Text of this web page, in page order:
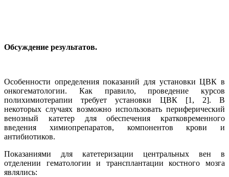
Обсуждение результатов.
Особенности определения показаний для установки ЦВК в
онкогематологии. Как правило, проведение курсов
полихимиотерапии требует установки ЦВК [1, 2]. В
некоторых случаях возможно использовать периферический
венозный катетер для обеспечения кратковременного
введения химиопрепаратов, компонентов крови и
антибиотиков.
Показаниями для катетеризации центральных вен в
отделении гематологии и трансплантации костного мозга
являлись: